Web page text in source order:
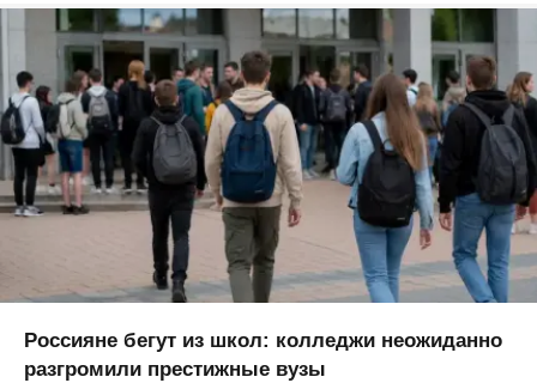
Россияне бегут из школ: колледжи неожиданно
разгромили престижные вузы